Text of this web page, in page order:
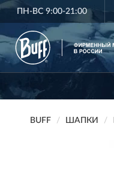
ПН-ВС 9:00-21:00
BUFF ШАПКИ